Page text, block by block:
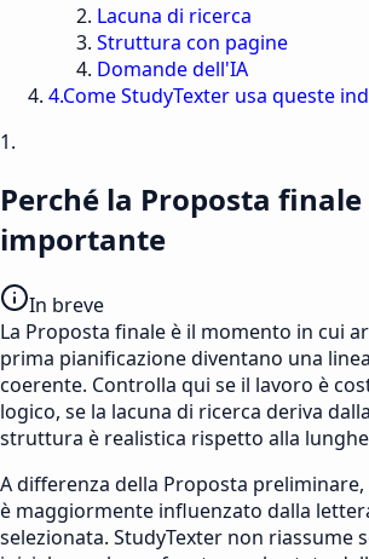
Lacuna di ricerca
Struttura con pagine
Domande dell'IA
4.Come StudyTexter usa queste
1.
Perché la Proposta finale
importante
In breve
La Proposta finale è il momento in cui
prima pianificazione diventano una
coerente. Controlla qui se il lavoro è
logico, se la lacuna di ricerca deriva
struttura è realistica rispetto alla
A differenza della Proposta
è maggiormente influenzato dalla
selezionata. StudyTexter non riassume